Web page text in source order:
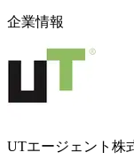
企業情報
UTエージェント株